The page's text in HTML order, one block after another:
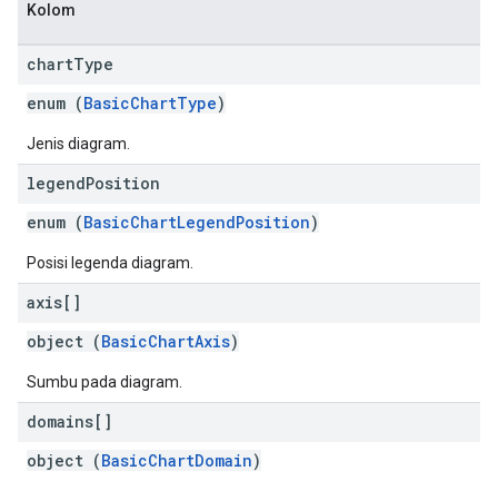
Kolom
chartType
enum (BasicChartType)
Jenis diagram.
legendPosition
enum (BasicChartLegendPosition)
Posisi legenda diagram.
axis[]
object (BasicChartAxis)
Sumbu pada diagram.
domains[]
object (BasicChartDomain)